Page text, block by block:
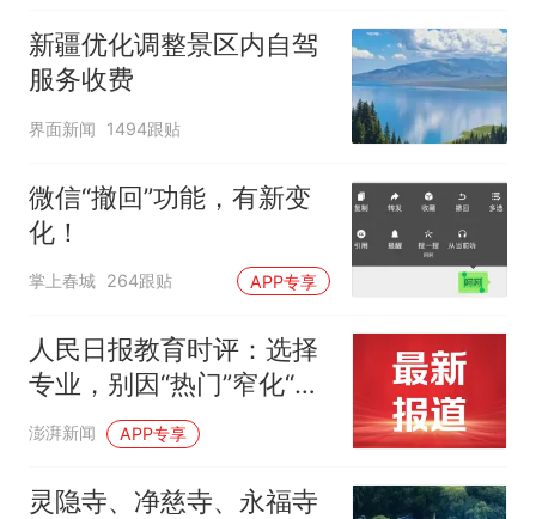
新疆优化调整景区内自驾
服务收费
界面新闻 1494跟贴
微信“撤回”功能，有新变
化！
掌上春城 264跟贴 APP专享
人民日报教育时评：选择
专业，别因“热门”窄化“热
爱”
澎湃新闻 APP专享
灵隐寺、净慈寺、永福寺